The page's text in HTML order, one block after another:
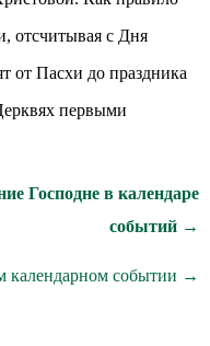
отсчитывая с Дня
от Пасхи до праздника
первыми
Господне в календаре
событий →
календарном событии →